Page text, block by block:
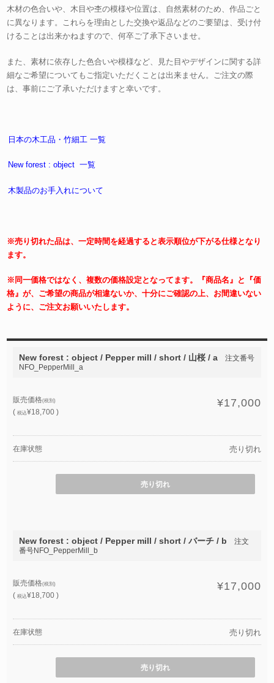
木材の色合いや、木目や杢の模様や位置は、自然素材のため、作品ごと
に異なります。これらを理由とした交換や返品などのご要望は、受け付
けることは出来かねますので、何卒ご了承下さいませ。
また、素材に依存した色合いや模様など、見た目やデザインに関する詳
細なご希望についてもご指定いただくことは出来ません。ご注文の際
は、事前にご了承いただけますと幸いです。
日本の木工品・竹細工 一覧
New forest : object 一覧
木製品のお手入れについて
※売り切れた品は、一定時間を経過すると表示順位が下がる仕様となり
ます。
※同一価格ではなく、複数の価格設定となってます。『商品名』と『価
格』が、ご希望の商品が相違ないか、十分にご確認の上、お間違いない
ように、ご注文お願いいたします。
New forest : object / Pepper mill / short / 山桜 / a
注文番号
NFO_PepperMill_a
販売価格(税別)
(税込¥18,700 )
¥17,000
在庫状態 売り切れ
売り切れ
New forest : object / Pepper mill / short / バーチ / b
注文
番号NFO_PepperMill_b
販売価格(税別)
(税込¥18,700 )
¥17,000
在庫状態 売り切れ
売り切れ